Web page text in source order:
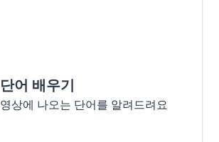
단어 배우기
영상에 나오는 단어를 알려드려요